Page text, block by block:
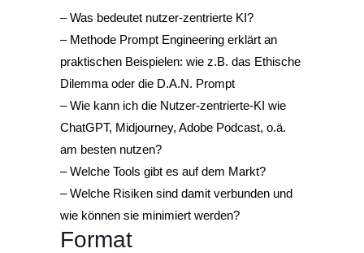
– Was bedeutet nutzer-zentrierte KI?
– Methode Prompt Engineering erklärt an
praktischen Beispielen: wie z.B. das Ethische
Dilemma oder die D.A.N. Prompt
– Wie kann ich die Nutzer-zentrierte-KI wie
ChatGPT, Midjourney, Adobe Podcast, o.ä.
am besten nutzen?
– Welche Tools gibt es auf dem Markt?
– Welche Risiken sind damit verbunden und
wie können sie minimiert werden?
Format